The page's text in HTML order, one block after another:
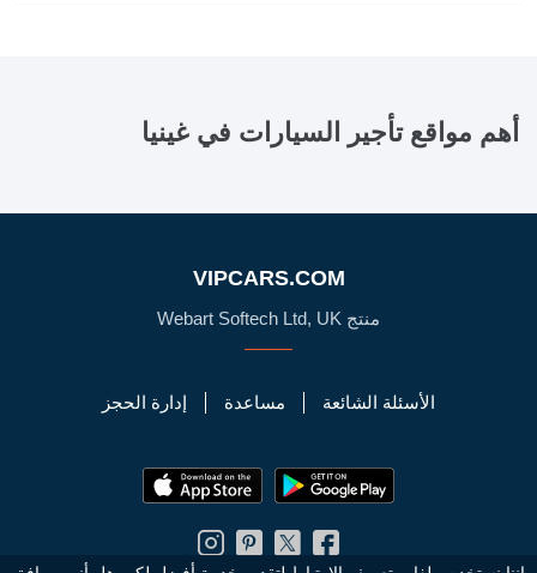
أهم مواقع تأجير السيارات في غينيا
VIPCARS.COM
منتج Webart Softech Ltd, UK
الأسئلة الشائعة مساعدة إدارة الحجز